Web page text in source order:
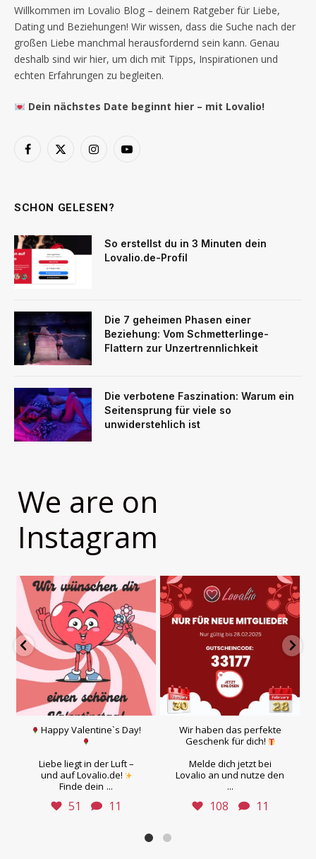
Willkommen im Lovalio Blog – deinem Ratgeber für Liebe,
Dating und Beziehungen! Wir wissen, dass die Suche nach der
großen Liebe manchmal herausfordernd sein kann. Genau
deshalb sind wir hier, um dich mit Tipps, Inspirationen und
echten Erfahrungen zu begleiten.
Dein nächstes Date beginnt hier – mit Lovalio!
Facebook
X
InstagramYouTube
SCHON GELESEN?
So erstellst du in 3 Minuten dein
Lovalio.de-Profil
Die 7 geheimen Phasen einer
Beziehung: Vom Schmetterlinge-
Flattern zur Unzertrennlichkeit
Die verbotene Faszination: Warum ein
Seitensprung für viele so
unwiderstehlich ist
We are on
Instagram
Happy Valentine`s Day!
Liebe liegt in der Luft –
und auf Lovalio.de!
Finde dein ...
51 11
Wir haben das perfekte
Geschenk für dich!
Melde dich jetzt bei
Lovalio an und nutze den
...
108 11